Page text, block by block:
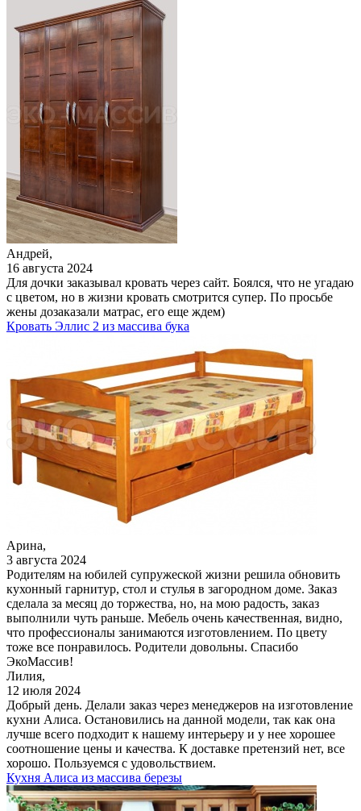
Андрей,
16 августа 2024
Для дочки заказывал кровать через сайт. Боялся, что не угадаю
с цветом, но в жизни кровать смотрится супер. По просьбе
жены дозаказали матрас, его еще ждем)
Кровать Эллис 2 из массива бука
Арина,
3 августа 2024
Родителям на юбилей супружеской жизни решила обновить
кухонный гарнитур, стол и стулья в загородном доме. Заказ
сделала за месяц до торжества, но, на мою радость, заказ
выполнили чуть раньше. Мебель очень качественная, видно,
что профессионалы занимаются изготовлением. По цвету
тоже все понравилось. Родители довольны. Спасибо
ЭкоМассив!
Лилия,
12 июля 2024
Добрый день. Делали заказ через менеджеров на изготовление
кухни Алиса. Остановились на данной модели, так как она
лучше всего подходит к нашему интерьеру и у нее хорошее
соотношение цены и качества. К доставке претензий нет, все
хорошо. Пользуемся с удовольствием.
Кухня Алиса из массива березы